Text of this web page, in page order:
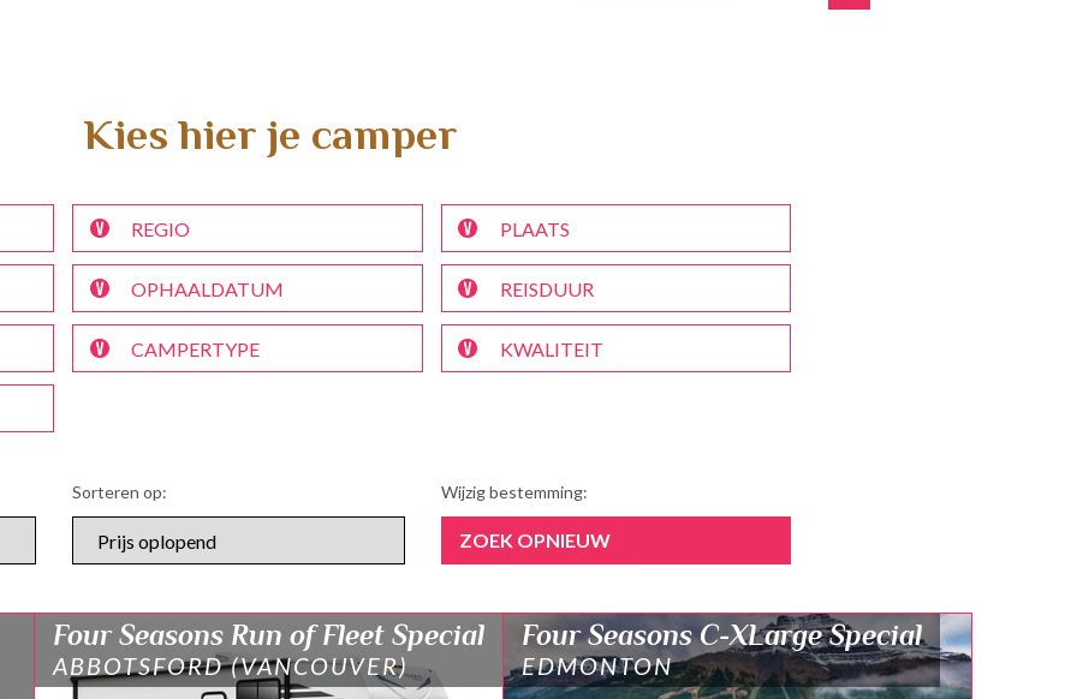
Kies hier je camper
Sorteren op: Wijzig bestemming:
ZOEK OPNIEUW
Four Seasons Run of Fleet Special
ABBOTSFORD (VANCOUVER)
Four Seasons C-XLarge Special
EDMONTON